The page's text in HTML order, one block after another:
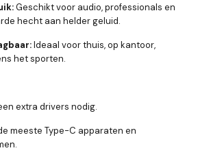
Geschikt voor audio, professionals en
hecht aan helder geluid.
Ideaal voor thuis, op kantoor,
het sporten.
extra drivers nodig.
meeste Type-C apparaten en